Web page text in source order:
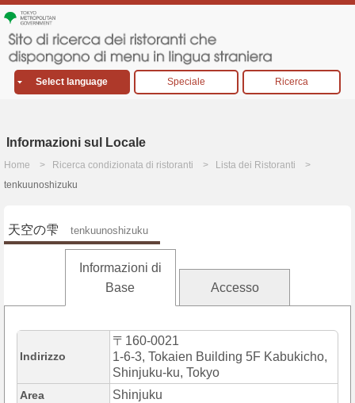
Select language Speciale Ricerca
Informazioni sul Locale
Home Ricerca condizionata di ristoranti
Lista dei Ristoranti
tenkuunoshizuku
天空の雫 tenkuunoshizuku
Informazioni di
Base
Accesso
Indirizzo
〒160-0021
1-6-3, Tokaien Building 5F Kabukicho,
Shinjuku-ku, Tokyo
Area Shinjuku